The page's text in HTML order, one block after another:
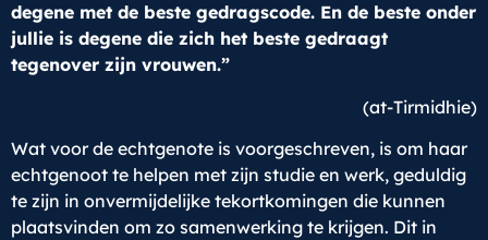
degene met de beste gedragscode. En de beste onder
jullie is degene die zich het beste gedraagt
tegenover zijn vrouwen.”
(at-Tirmidhie)
Wat voor de echtgenote is voorgeschreven, is om haar
echtgenoot te helpen met zijn studie en werk, geduldig
te zijn in onvermijdelijke tekortkomingen die kunnen
plaatsvinden om zo samenwerking te krijgen. Dit in